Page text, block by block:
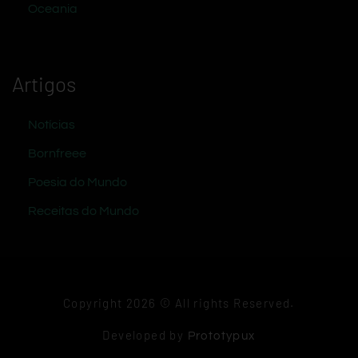
Oceania
Artigos
Notícias
Bornfreee
Poesia do Mundo
Receitas do Mundo
Copyright 2026 © All rights Reserved.
Developed by Prototypux